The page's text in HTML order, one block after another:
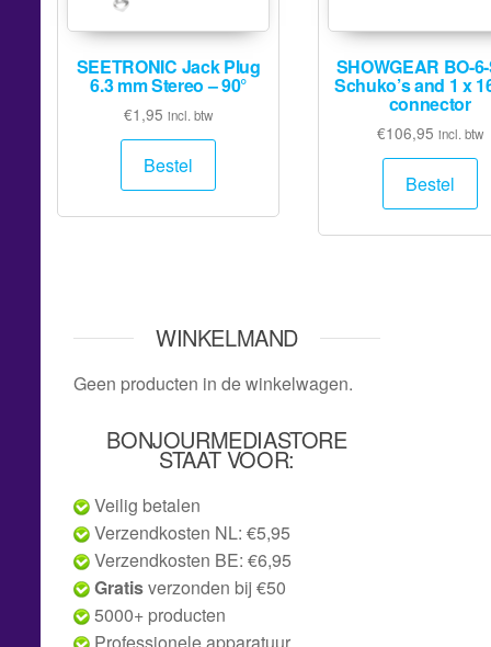
SEETRONIC Jack Plug
6.3 mm Stereo – 90°
€1,95 incl. btw
Bestel
SHOWGEAR BO-
Schuko’s and 1 x
connector
€106,95 incl. btw
Bestel
WINKELMAND
Geen producten in de winkelwagen.
BONJOURMEDIASTORE
STAAT VOOR:
Veilig betalen
Verzendkosten NL: €5,95
Verzendkosten BE: €6,95
Gratisverzonden bij €50
5000+ producten